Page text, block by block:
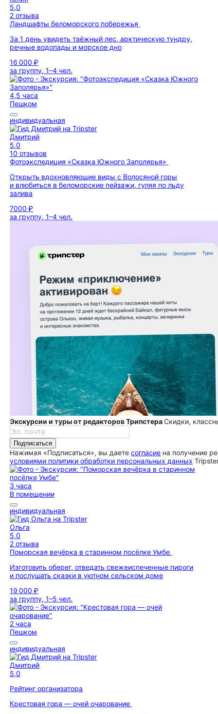
5,0
2 отзыва
Ландшафты беломорского побережья
За 1 день увидеть таёжный лес, арктическую тундру,
речные водопады и морское дно
16 000 ₽
за группу, 1–4 чел.
4,5 часа
Пешком
индивидуальная
Дмитрий
5,0
10 отзывов
Фотоэкспедиция «Сказка Южного Заполярья»
Открыть вдохновляющие виды с Волосяной горы
и влюбиться в беломорские пейзажи, гуляя по льду
залива
7000 ₽
за группу, 1–4 чел.
Экскурсии и туры от редакторов ТрипстераСкидки,
Подписаться
Нажимая «Подписаться», вы даете согласие на получение
условиями политики обработки персональных данных
3 часа
В помещении
индивидуальная
Ольга
5,0
2 отзыва
Поморская вечёрка в старинном посёлке Умбе
Изготовить оберег, отведать свежеиспеченные пироги
и послушать сказки в уютном сельском доме
19 000 ₽
за группу, 1–5 чел.
2 часа
Пешком
индивидуальная
Дмитрий
5,0
Рейтинг организатора
Крестовая гора — очей очарование